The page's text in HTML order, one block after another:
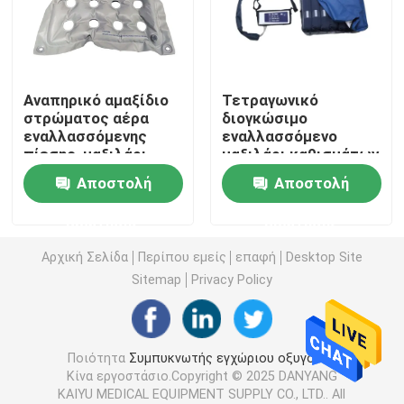
συμπυκνωτής οξυγόνου ταξιδιού
υψηλός συμπυκνωτής οξυγόνου ροής
Φορητές Nebulizer μηχανές
Όργανο ελέγχου κορεσμού εγχώριου οξυγόνου
Οικιακό ψηφιακό θερμόμετρο
Όργανο ελέγχου οικιακής πίεσης του αίματος
Αναπηρικό αμαξίδιο
στρώματος αέρα
εναλλασσόμενης
πίεσης, μαξιλάρι
φυσαλίδων αέρα
στρώματος
χειροκίνητης πίεσης
Αποστολή
Τετραγωνικό
διογκώσιμο
εναλλασσόμενο
μαξιλάρι καθισμάτων
πίεσης, στρώμα αέρα
νοσοκομειακού
κρεβατιού TPU
Αποστολή
Αρχική Σελίδα Περίπου εμείς επαφή
Desktop Site
Sitemap
Privacy Policy
Ποιότητα Συμπυκνωτής εγχώριου οξυγόνου
Κίνα εργοστάσιο.Copyright © 2025 DANYANG
KAIYU MEDICAL EQUIPMENT SUPPLY CO., LTD.. All